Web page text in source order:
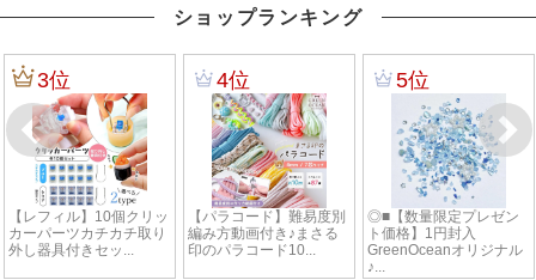
ショップランキング